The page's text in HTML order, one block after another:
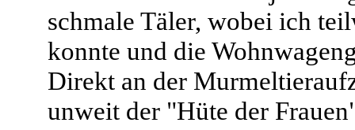
schmale Täler, wobei ich
konnte und die
Direkt an der
unweit der "Hüte der